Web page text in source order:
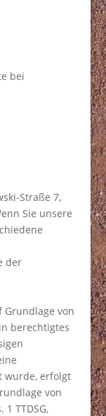
bei
Straße 7,
Sie unsere
der
Grundlage von
berechtigtes
wurde, erfolgt
von
1 TTDSG,